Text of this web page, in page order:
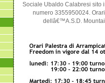
Sociale Ubaldo Calabresi sito
numero 3355950024.
dellâ€™A.S.D.